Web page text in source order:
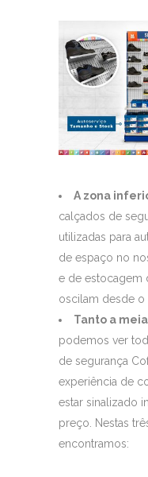
A zona
calçados de
utilizadas para
de espaço no
e de estocagem
oscilam desde o
Tanto a
podemos ver
de segurança
experiência de
estar sinalizado
preço. Nestas
encontramos: